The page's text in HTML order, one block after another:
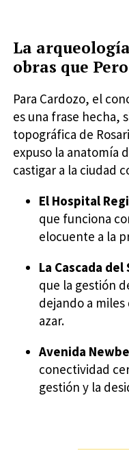
La
obras que
Para Cardozo, el
es una frase hecha,
topográfica de
expuso la anatomía
castigar a la ciudad
El Hospital
que funciona
elocuente a la
La Cascada del
que la gestión
dejando a
azar.
Avenida
conectividad
gestión y la